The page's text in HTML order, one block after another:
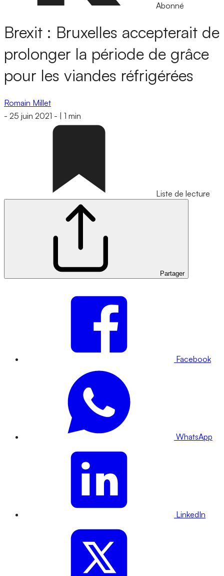
Abonné
Brexit : Bruxelles accepterait de
prolonger la période de grâce
pour les viandes réfrigérées
Romain Millet
- 25 juin 2021 - 1 min
Liste de lecture
Partager
Facebook
WhatsApp
LinkedIn